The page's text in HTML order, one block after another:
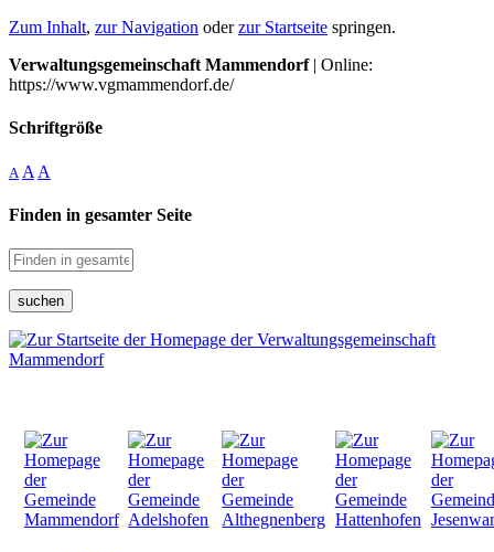
Zum Inhalt, zur Navigation oderzur Startseite springen.
Verwaltungsgemeinschaft Mammendorf| Online:
https://www.vgmammendorf.de/
Schriftgröße
A A A
Finden in gesamter Seite
suchen